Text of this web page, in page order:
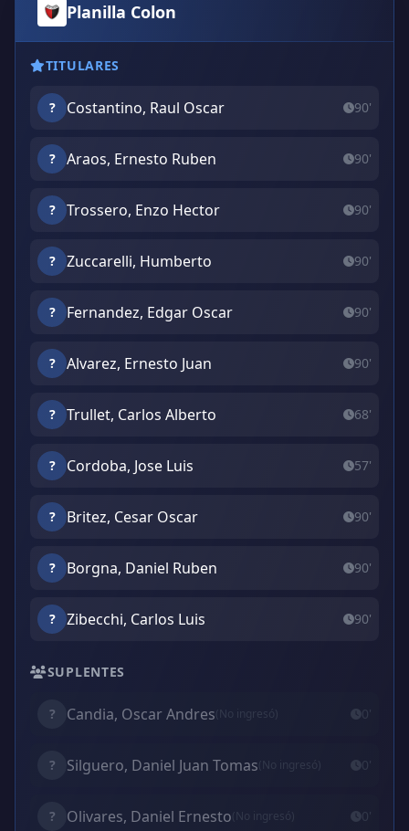
Planilla Colon
TITULARES
? Costantino, Raul Oscar 90'
? Araos, Ernesto Ruben 90'
? Trossero, Enzo Hector 90'
? Zuccarelli, Humberto 90'
? Fernandez, Edgar Oscar 90'
? Alvarez, Ernesto Juan 90'
? Trullet, Carlos Alberto 68'
? Cordoba, Jose Luis 57'
? Britez, Cesar Oscar 90'
? Borgna, Daniel Ruben 90'
? Zibecchi, Carlos Luis 90'
SUPLENTES
? Candia, Oscar Andres(No ingresó) 0'
? Silguero, Daniel Juan Tomas(No ingresó) 0'
? Olivares, Daniel Ernesto(No ingresó) 0'